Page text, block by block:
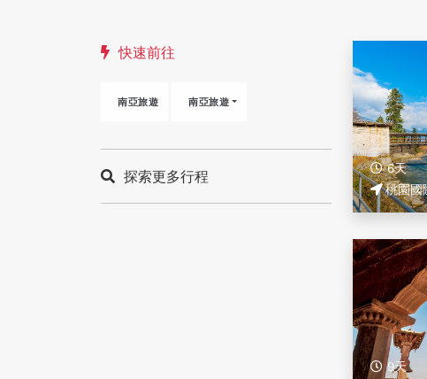
快速前往
南亞旅遊 南亞旅遊
探索更多行程
6天
桃園國
9天